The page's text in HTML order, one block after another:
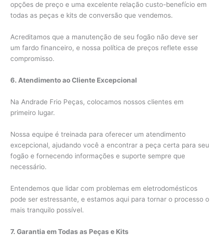
opções de preço e uma excelente relação custo-benefício em
todas as peças e kits de conversão que vendemos.
Acreditamos que a manutenção de seu fogão não deve ser
um fardo financeiro, e nossa política de preços reflete esse
compromisso.
6. Atendimento ao Cliente Excepcional
Na Andrade Frio Peças, colocamos nossos clientes em
primeiro lugar.
Nossa equipe é treinada para oferecer um atendimento
excepcional, ajudando você a encontrar a peça certa para seu
fogão e fornecendo informações e suporte sempre que
necessário.
Entendemos que lidar com problemas em eletrodomésticos
pode ser estressante, e estamos aqui para tornar o processo o
mais tranquilo possível.
7. Garantia em Todas as Peças e Kits